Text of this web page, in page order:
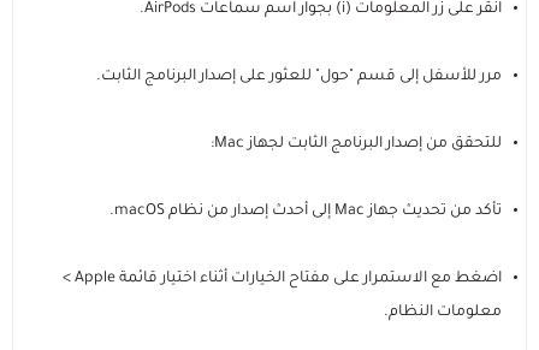
انقر على زر المعلومات (i) بجوار اسم سماعات AirPods.
مرر للأسفل إلى قسم "حول" للعثور على إصدار البرنامج الثابت.
للتحقق من إصدار البرنامج الثابت لجهاز Mac:
تأكد من تحديث جهاز Mac إلى أحدث إصدار من نظام macOS.
اضغط مع الاستمرار على مفتاح الخيارات أثناء اختيار قائمة Apple >
معلومات النظام.